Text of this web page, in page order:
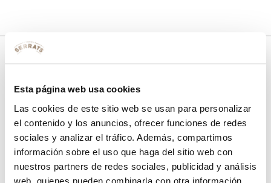
Esta página web usa cookies
Las cookies de este sitio web se usan para personalizar
el contenido y los anuncios, ofrecer funciones de redes
sociales y analizar el tráfico. Además, compartimos
información sobre el uso que haga del sitio web con
nuestros partners de redes sociales, publicidad y análisis
web, quienes pueden combinarla con otra información
10% de descuento
con tu primera compra.
Apúntatea nuestra newsletter para recibir nuestrasofertas
disfruta deun 10% de descuentoen tu primera compra.